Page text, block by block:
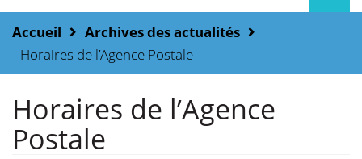
Accueil
Archives des actualités
Horaires de l’Agence Postale
Horaires de l’Agence
Postale